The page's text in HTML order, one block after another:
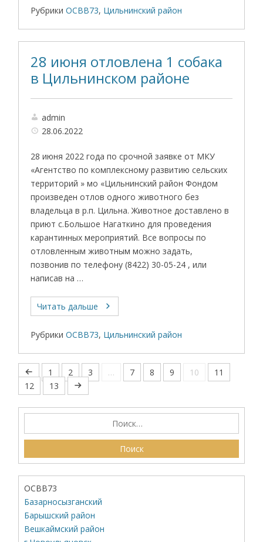
Рубрики ОСВВ73, Цильнинский район
28 июня отловлена 1 собака
в Цильнинском районе
admin
28.06.2022
28 июня 2022 года по срочной заявке от МКУ
«Агентство по комплексному развитию сельских
территорий » мо «Цильнинский район Фондом
произведен отлов одного животного без
владельца в р.п. Цильна. Животное доставлено в
приют с.Большое Нагаткино для проведения
карантинных мероприятий. Все вопросы по
отловленным животным можно задать,
позвонив по телефону (8422) 30-05-24 , или
написав на …
Читать дальше
Рубрики ОСВВ73, Цильнинский район
1 2 3 … 7 8 9 10
11
12
13
ОСВВ73
Базарносызганский
Барышский район
Вешкаймский район